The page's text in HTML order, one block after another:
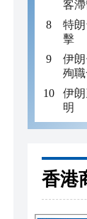
客滯
特
擊
伊
殉
伊
明
香港